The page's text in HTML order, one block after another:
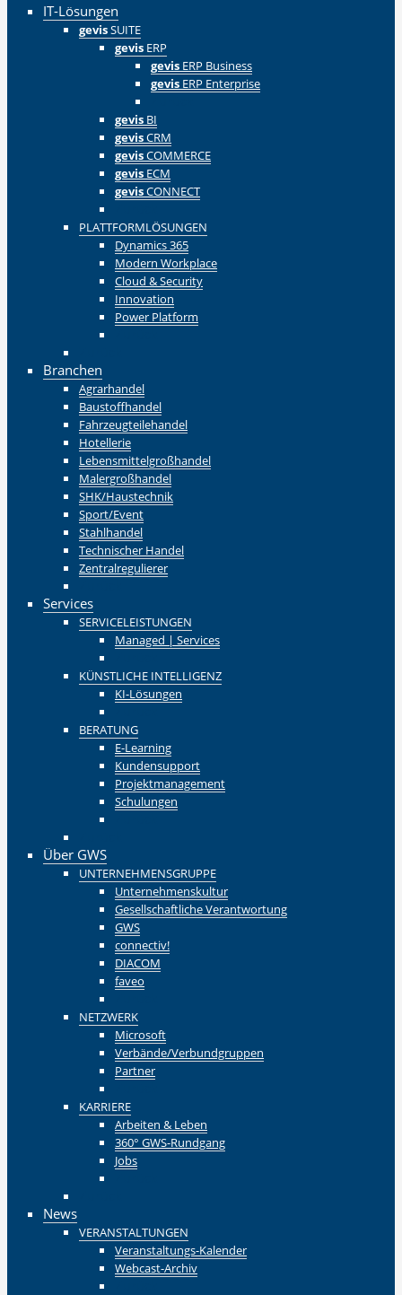
IT-Lösungen
gevisSUITE
gevis ERP
gevis ERP Business
gevis ERP Enterprise
gevis BI
gevisCRM
gevisCOMMERCE
gevis ECM
gevisCONNECT
PLATTFORMLÖSUNGEN
Dynamics 365
Modern Workplace
Cloud & Security
Innovation
Power Platform
Branchen
Agrarhandel
Baustoffhandel
Fahrzeugteilehandel
Hotellerie
Lebensmittelgroßhandel
Malergroßhandel
SHK/Haustechnik
Sport/Event
Stahlhandel
Technischer Handel
Zentralregulierer
Services
SERVICELEISTUNGEN
Managed | Services
KÜNSTLICHE INTELLIGENZ
KI-Lösungen
BERATUNG
E-Learning
Kundensupport
Projektmanagement
Schulungen
Über GWS
UNTERNEHMENSGRUPPE
Unternehmenskultur
Gesellschaftliche Verantwortung
GWS
connectiv!
DIACOM
faveo
NETZWERK
Microsoft
Verbände/Verbundgruppen
Partner
KARRIERE
Arbeiten & Leben
360° GWS-Rundgang
Jobs
News
VERANSTALTUNGEN
Veranstaltungs-Kalender
Webcast-Archiv